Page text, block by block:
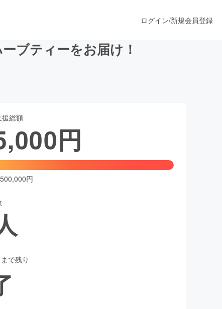
ファッション
ログイン/新規会員登録
ブティーをお届け！
総額
円
円
で残り